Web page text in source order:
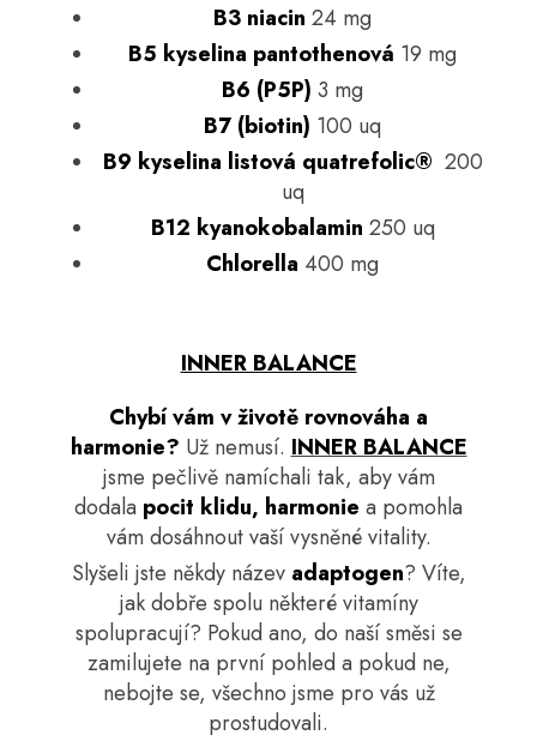
B3 niacin 24 mg
B5 kyselina pantothenová 19 mg
B6 (P5P) 3 mg
B7 (biotin) 100 uq
B9 kyselina listová quatrefolic® 200
uq
B12 kyanokobalamin 250 uq
Chlorella 400 mg
INNER BALANCE
Chybí vám v životě rovnováha a
harmonie? Už nemusí. INNER BALANCE
jsme pečlivě namíchali tak, aby vám
dodala pocit klidu, harmonie a pomohla
vám dosáhnout vaší vysněné vitality.
Slyšeli jste někdy název adaptogen? Víte,
jak dobře spolu některé vitamíny
spolupracují? Pokud ano, do naší směsi se
zamilujete na první pohled a pokud ne,
nebojte se, všechno jsme pro vás už
prostudovali.